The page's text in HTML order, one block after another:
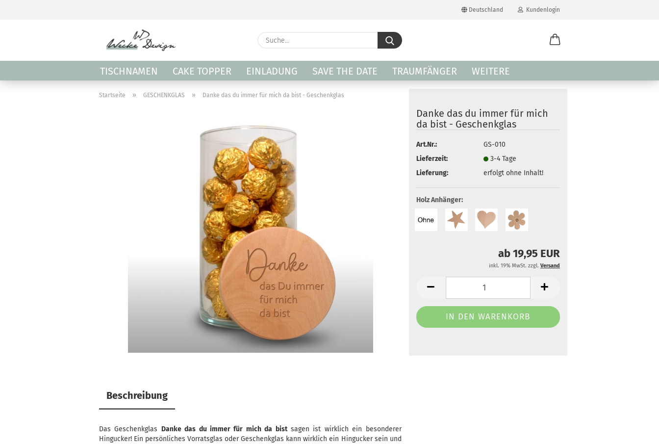
Deutschland
Lieferland
Kundenlogin
E-Mail
Suche...
TISCHNAMEN CAKE TOPPER EINLADUNG SAVE THE DATE TRAUMFÄNGER WEITERE
Startseite » GESCHENKGLAS » Danke das du immer für mich da bist - Geschenkglas
Danke das du immer für mich
da bist - Geschenkglas
Art.Nr.:
GS-010
Lieferzeit:
3-4 Tage
Lieferung:
erfolgt ohne Inhalt!
Holz Anhänger:
ab 19,95 EUR
inkl. 19% MwSt. zzgl. Versand
Beschreibung
Das Geschenkglas Danke das du immer für mich da bistsagen ist wirklich ein besonderer
Hingucker! Ein persönliches Vorratsglas oder Geschenkglas kann wirklich ein Hingucker sein und